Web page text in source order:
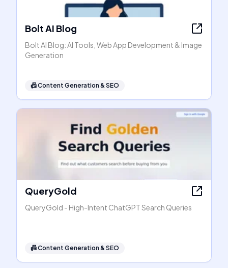
Bolt AI Blog
Bolt AI Blog: AI Tools, Web App Development & Image
Generation
📠Content Generation & SEO
QueryGold
QueryGold - High-Intent ChatGPT Search Queries
📠Content Generation & SEO